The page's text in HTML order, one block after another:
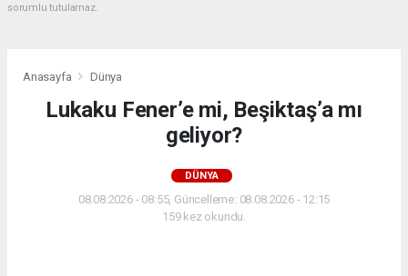
sorumlu tutulamaz.
Anasayfa Dünya
Lukaku Fener’e mi, Beşiktaş’a mı
geliyor?
DÜNYA
08.08.2026 - 08:55, Güncelleme: 08.08.2026 - 12:15
159 kez okundu.